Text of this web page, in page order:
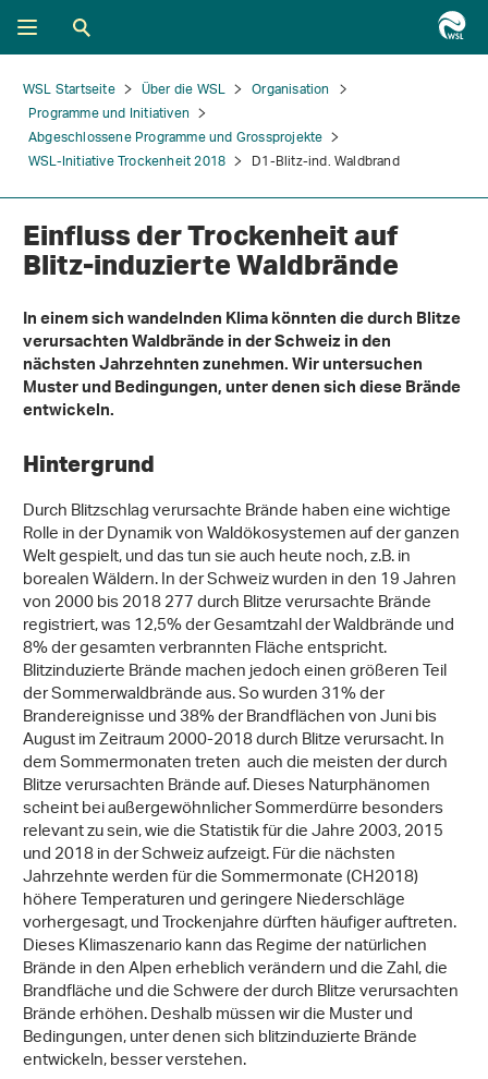
WSL Startseite Über die WSL
Organisation
Programme und Initiativen
Abgeschlossene Programme und Grossprojekte
WSL-Initiative Trockenheit 2018
D1-Blitz-ind. Waldbrand
Einfluss der Trockenheit auf
Blitz-induzierte Waldbrände
In einem sich wandelnden Klima könnten die durch Blitze
verursachten Waldbrände in der Schweiz in den
nächsten Jahrzehnten zunehmen. Wir untersuchen
Muster und Bedingungen, unter denen sich diese Brände
entwickeln.
Hintergrund
Durch Blitzschlag verursachte Brände haben eine wichtige
Rolle in der Dynamik von Waldökosystemen auf der ganzen
Welt gespielt, und das tun sie auch heute noch, z.B. in
borealen Wäldern. In der Schweiz wurden in den 19 Jahren
von 2000 bis 2018 277 durch Blitze verursachte Brände
registriert, was 12,5% der Gesamtzahl der Waldbrände und
8% der gesamten verbrannten Fläche entspricht.
Blitzinduzierte Brände machen jedoch einen größeren Teil
der Sommerwaldbrände aus. So wurden 31% der
Brandereignisse und 38% der Brandflächen von Juni bis
August im Zeitraum 2000-2018 durch Blitze verursacht. In
dem Sommermonaten treten auch die meisten der durch
Blitze verursachten Brände auf. Dieses Naturphänomen
scheint bei außergewöhnlicher Sommerdürre besonders
relevant zu sein, wie die Statistik für die Jahre 2003, 2015
und 2018 in der Schweiz aufzeigt. Für die nächsten
Jahrzehnte werden für die Sommermonate (CH2018)
höhere Temperaturen und geringere Niederschläge
vorhergesagt, und Trockenjahre dürften häufiger auftreten.
Dieses Klimaszenario kann das Regime der natürlichen
Brände in den Alpen erheblich verändern und die Zahl, die
Brandfläche und die Schwere der durch Blitze verursachten
Brände erhöhen. Deshalb müssen wir die Muster und
Bedingungen, unter denen sich blitzinduzierte Brände
entwickeln, besser verstehen.